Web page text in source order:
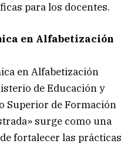
para los docentes.
en Alfabetización
en Alfabetización
de Educación y
Superior de Formación
surge como una
fortalecer las prácticas